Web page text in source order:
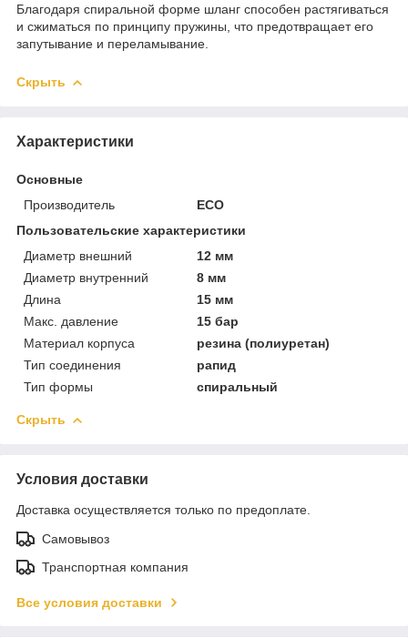
Благодаря спиральной форме шланг способен растягиваться
и сжиматься по принципу пружины, что предотвращает его
запутывание и переламывание.
Скрыть
Характеристики
Основные
Производитель
ECO
Пользовательские характеристики
Диаметр внешний
12 мм
Диаметр внутренний
8 мм
Длина
15 мм
Макс. давление
15 бар
Материал корпуса
резина (полиуретан)
Тип соединения
рапид
Тип формы
спиральный
Скрыть
Условия доставки
Доставка осуществляется только по предоплате.
Самовывоз
Транспортная компания
Все условия доставки